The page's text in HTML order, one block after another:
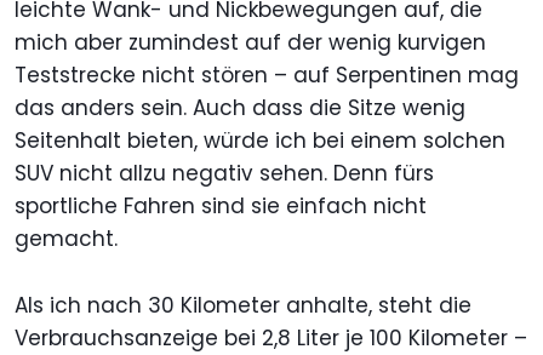
leichte Wank- und Nickbewegungen auf, die
mich aber zumindest auf der wenig kurvigen
Teststrecke nicht stören – auf Serpentinen mag
das anders sein. Auch dass die Sitze wenig
Seitenhalt bieten, würde ich bei einem solchen
SUV nicht allzu negativ sehen. Denn fürs
sportliche Fahren sind sie einfach nicht
gemacht.
Als ich nach 30 Kilometer anhalte, steht die
Verbrauchsanzeige bei 2,8 Liter je 100 Kilometer –